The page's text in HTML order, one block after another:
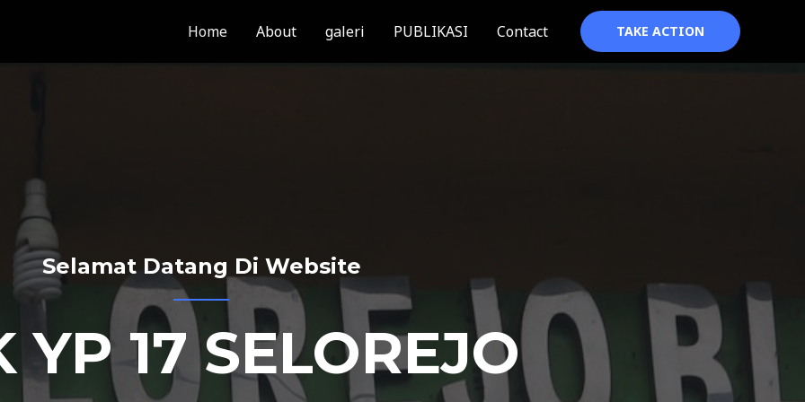
Home About galeri PUBLIKASI Contact TAKE ACTION
Selamat Datang Di Website
YP 17 SELOREJO